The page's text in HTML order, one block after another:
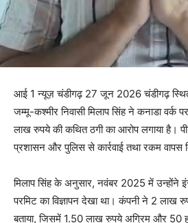
आई 1 न्यूज़ चंडीगढ़ 27 जून 2026 चंडीगढ़ स्थित
जम्मू-कश्मीर निवासी मिलाप सिंह ने कनाडा वर्क
लाख रुपये की कथित ठगी का आरोप लगाया है।
प्रशासन और पुलिस से कार्रवाई तथा रकम वापस
मिलाप सिंह के अनुसार, नवंबर 2025 में उन्होंने
परमिट का विज्ञापन देखा था। कंपनी ने 2
बताया, जिसमें 1.50 लाख रुपये अग्रिम और 50